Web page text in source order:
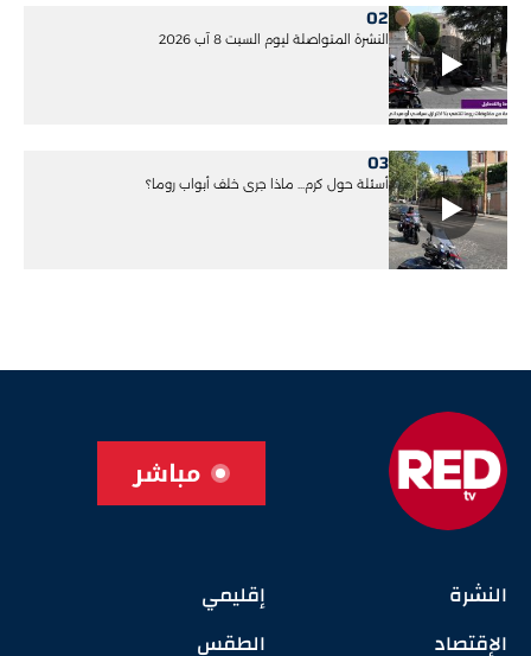
02
النشرة المتواصلة ليوم السبت 8 آب 2026
03
أسئلة حول كرم... ماذا جرى خلف أبواب روما؟
مباشر
النشرة
الإقتصاد
إقليمي
الطقس